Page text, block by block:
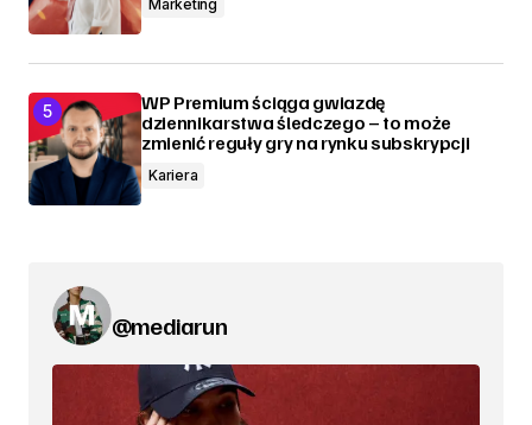
Marketing
WP Premium ściąga gwiazdę
dziennikarstwa śledczego – to może
zmienić reguły gry na rynku subskrypcji
Kariera
@mediarun